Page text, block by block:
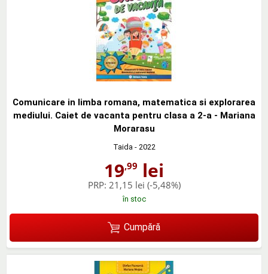
Comunicare in limba romana, matematica si explorarea
mediului. Caiet de vacanta pentru clasa a 2-a - Mariana
Morarasu
Taida- 2022
19,99 lei
PRP: 21,15 lei (-5,48%)
în stoc
Cumpără